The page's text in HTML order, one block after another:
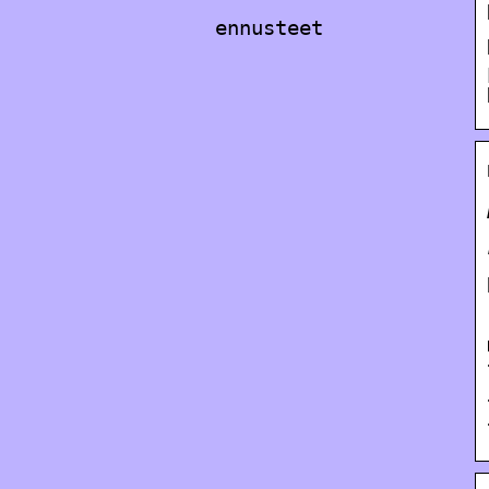
ennusteet